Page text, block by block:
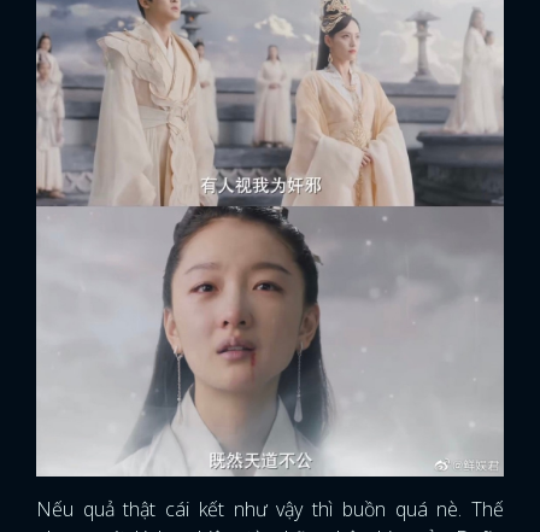
Nếu quả thật cái kết như vậy thì buồn quá nè. Thế